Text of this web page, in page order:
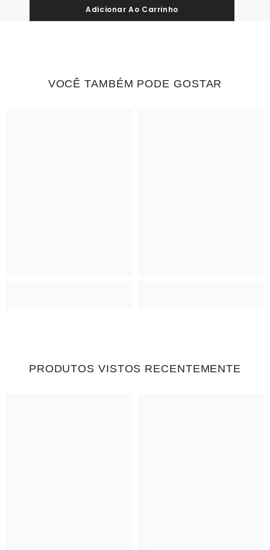
VOCÊ TAMBÉM PODE GOSTAR
PRODUTOS VISTOS RECENTEMENTE